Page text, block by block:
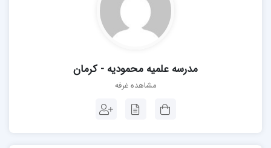
مدرسه علمیه محمودیه - کرمان
مشاهده غرفه